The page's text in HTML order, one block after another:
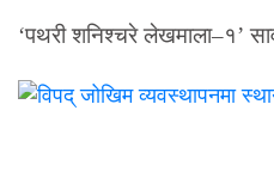
‘पथरी शनिश्चरे लेखमाला–१’